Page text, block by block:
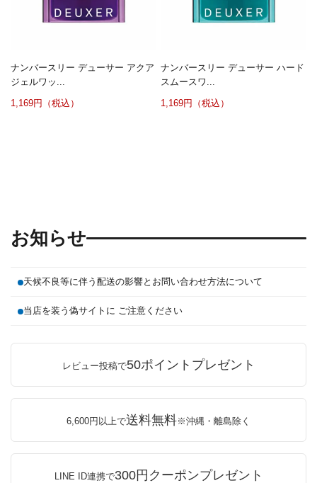
ナンバースリー デューサー アクア
ジェルワッ...
1,169円（税込）
ナンバースリー デューサー ハード
スムースワ...
1,169円（税込）
お知らせ
天候不良等に伴う配送の影響とお問い合わせ方法について
当店を装う偽サイトに ご注意ください
レビュー投稿で50ポイントプレゼント
6,600円以上で送料無料※沖縄・離島除く
LINE ID連携で300円クーポンプレゼント